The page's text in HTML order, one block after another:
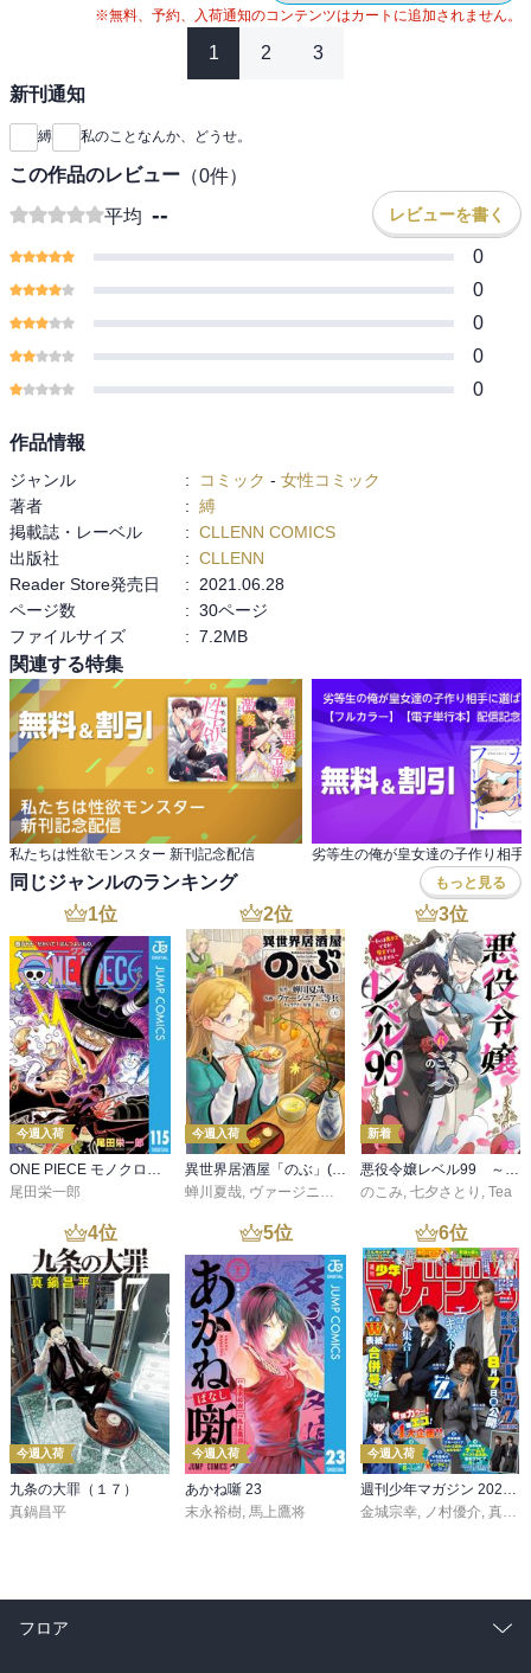
※無料、予約、入荷通知のコンテンツはカートに追加されません。
1 2 3
新刊通知
縛 私のことなんか、どうせ。
この作品のレビュー （0件）
平均 -- レビューを書く
0
0
0
0
0
作品情報
ジャンル : コミック - 女性コミック
著者
: 縛
掲載誌・レーベル
: CLLENN COMICS
出版社
: CLLENN
Reader Store発売日
:
2021.06.28
ページ数
: 30ページ
ファイルサイズ
: 7.2MB
関連する特集
私たちは性欲モンスター 新刊記念配信
同じジャンルのランキング もっと見る
1位
今週入荷
ONE PIECE モノクロ版 115
尾田栄一郎
2位
今週入荷
異世界居酒屋「のぶ」(22)
蝉川夏哉, ヴァージニア二等兵 ,転
3位
新着
悪役令嬢レベル99 ～私は裏ボスですが魔王ではありません～ その６
のこみ, 七夕さとり , Tea
4位
今週入荷
九条の大罪（１７）
真鍋昌平
5位
今週入荷
あかね噺 23
末永裕樹 馬上鷹将
6位
今週入荷
金城宗幸
ノ村優介 真島ヒロ
フロア